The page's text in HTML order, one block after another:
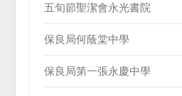
五旬節聖潔會永光書院
保良局何蔭棠中學
保良局第一張永慶中學